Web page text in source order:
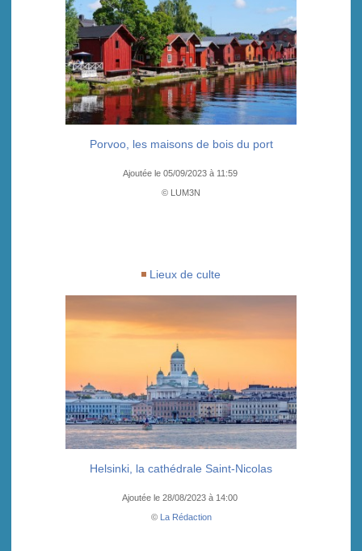
Porvoo, les maisons de bois du port
Ajoutée le 05/09/2023 à 11:59
© LUM3N
Lieux de culte
Helsinki, la cathédrale Saint-Nicolas
Ajoutée le 28/08/2023 à 14:00
©
La Rédaction